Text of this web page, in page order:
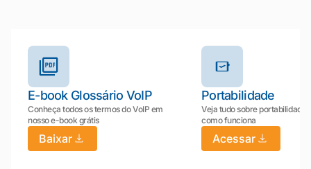
E-book Glossário VoIP
Conheça todos os termos do VoIP em
nosso e-book grátis
Baixar
Portabilidade
Veja tudo sobre portabilidade:
como funciona
Acessar